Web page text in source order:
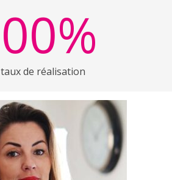
de réalisation